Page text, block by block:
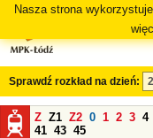
Nasza strona
Sprawdź rozkład na dzień:
Z Z1 Z2 0 1 2 3 4
41 43 45